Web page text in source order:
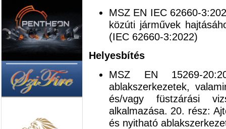
MSZ EN IEC 62660-
közúti járművek
(IEC 62660-3:2022)
Helyesbítés
MSZ EN 15269-
ablakszerkezetek,
és/vagy füstzárási
alkalmazása. 20. rész:
és nyitható